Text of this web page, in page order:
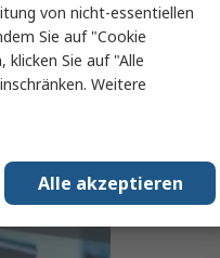
von nicht-essentiellen
Sie auf "Cookie
klicken Sie auf "Alle
Weitere
Alle akzeptieren